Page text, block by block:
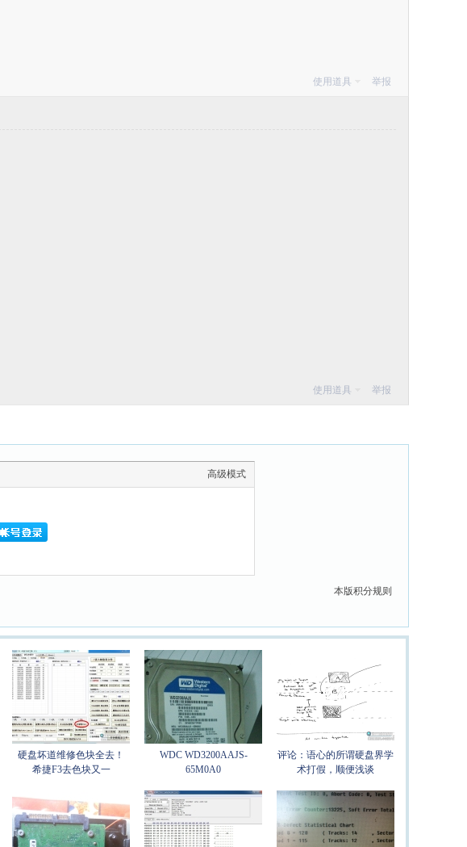
使用道具 举报
使用道具 举报
高级模式
本版积分规则
硬盘坏道维修色块全去！
希捷F3去色块又一
WDC WD3200AAJS-
65M0A0
评论：语心的所谓硬盘界学
术打假，顺便浅谈